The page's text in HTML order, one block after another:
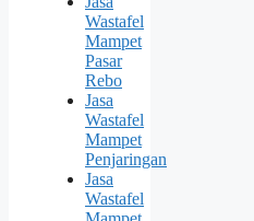
Wastafel
Mampet
Pasar
Rebo
Jasa
Wastafel
Mampet
Penjaringan
Jasa
Wastafel